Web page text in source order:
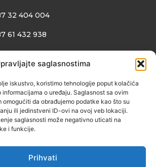
saglasnostima
iskustvo, koristimo tehnologije poput kolačića
o uređaju. Saglasnost sa ovim
omogućiti da obrađujemo podatke kao što su
ili jedinstveni ID-ovi na ovoj veb lokaciji.
saglasnosti može negativno uticati na
i funkcije.
Prihvati
32 404 004
61 432 938
3. SPRAT), 72000 ZENICA